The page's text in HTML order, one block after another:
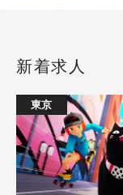
新着求人
東京